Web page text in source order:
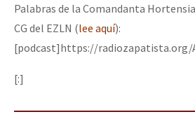
Palabras de la Comandanta
CG del EZLN (lee aquí):
[podcast]https://radiozapatista.org/
[:]